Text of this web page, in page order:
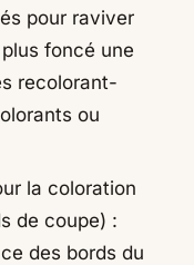
pour raviver
foncé une
recolorant-
ou
la coloration
de coupe) :
des bords du